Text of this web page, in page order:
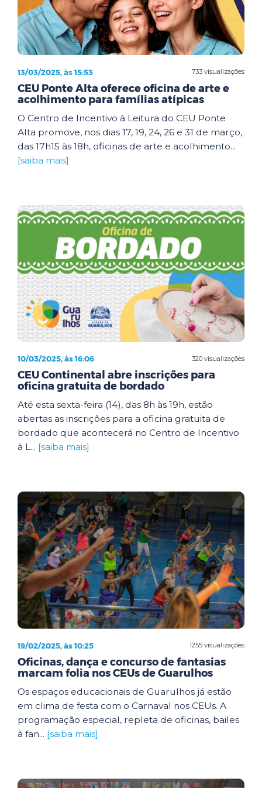
733 visualizações
13/03/2025, às 15:53
CEU Ponte Alta oferece oficina de arte e
acolhimento para famílias atípicas
O Centro de Incentivo à Leitura do CEU Ponte
Alta promove, nos dias 17, 19, 24, 26 e 31 de março,
das 17h15 às 18h, oficinas de arte e acolhimento...
[saiba mais]
320 visualizações
10/03/2025, às 16:06
CEU Continental abre inscrições para
oficina gratuita de bordado
Até esta sexta-feira (14), das 8h às 19h, estão
abertas as inscrições para a oficina gratuita de
bordado que acontecerá no Centro de Incentivo
à L... [saiba mais]
1255 visualizações
19/02/2025, às 10:25
Oficinas, dança e concurso de fantasias
marcam folia nos CEUs de Guarulhos
Os espaços educacionais de Guarulhos já estão
em clima de festa com o Carnaval nos CEUs. A
programação especial, repleta de oficinas, bailes
à fan... [saiba mais]